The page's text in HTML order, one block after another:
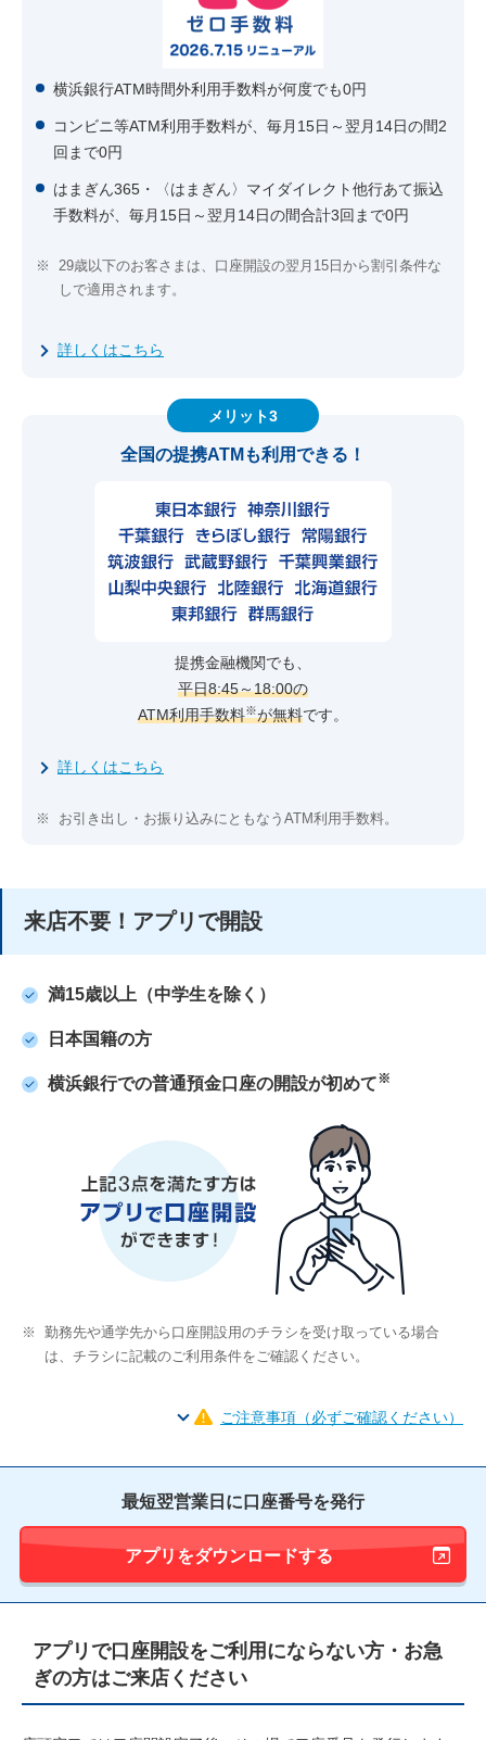
横浜銀行ATM時間外利用手数料が何度でも0円
コンビニ等ATM利用手数料が、毎月15日～翌月14日の間2
回まで0円
はまぎん365・〈はまぎん〉マイダイレクト他行あて振込
手数料が、毎月15日～翌月14日の間合計3回まで0円
※
29歳以下のお客さまは、口座開設の翌月15日から割引条件な
しで適用されます。
詳しくはこちら
メリット3
全国の提携ATMも利用できる！
提携金融機関でも、
平日8:45～18:00の
ATM利用手数料※が無料です。
詳しくはこちら
※ お引き出し・お振り込みにともなうATM利用手数料。
来店不要！アプリで開設
満15歳以上（中学生を除く）
日本国籍の方
横浜銀行での普通預金口座の開設が初めて※
※
勤務先や通学先から口座開設用のチラシを受け取っている場合
は、チラシに記載のご利用条件をご確認ください。
ご注意事項（必ずご確認ください）
最短翌営業日に口座番号を発行
アプリをダウンロードする
アプリで口座開設をご利用にならない方・お急
ぎの方はご来店ください